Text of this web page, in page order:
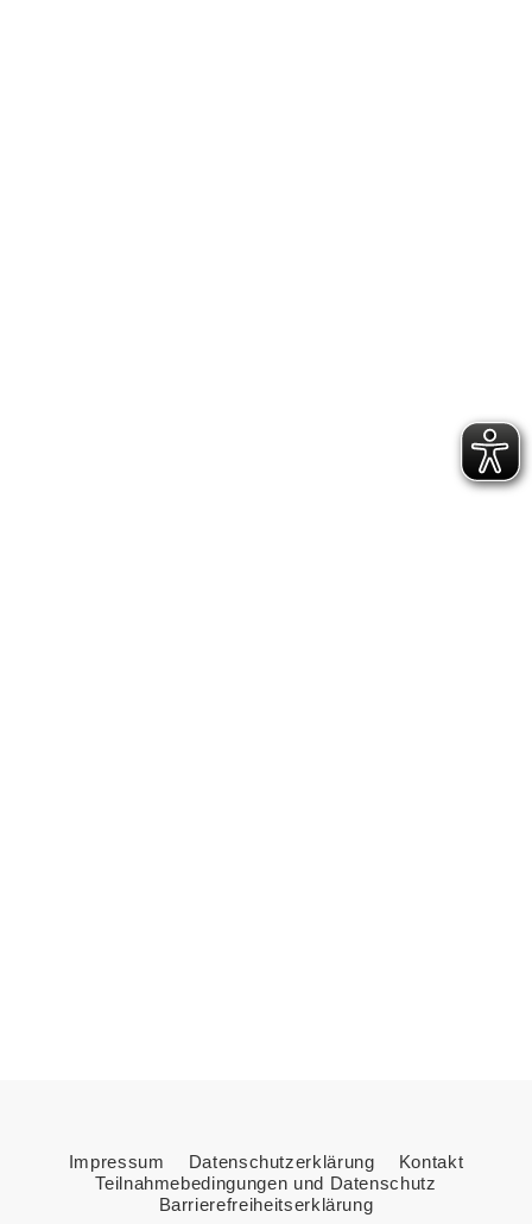
Impressum Datenschutzerklärung
Kontakt
Teilnahmebedingungen und Datenschutz
Barrierefreiheitserklärung